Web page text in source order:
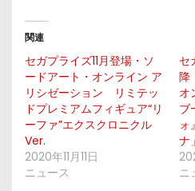
関連
セガプライズ11月登場・ソ
ードアート・オンライン ア
リシゼーション リミテッ
ドプレミアムフィギュア“リ
ーファ”エクスクロニクル
Ver.
2020年11月11日
ニュース
セ
降
オ
ブ
ォ
ナ
ニ